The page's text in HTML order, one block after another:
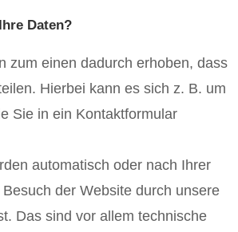
Daten?
zum einen dadurch erhoben, dass
Hierbei kann es sich z. B. um
Sie in ein Kontaktformular
automatisch oder nach Ihrer
der Website durch unsere
Das sind vor allem technische